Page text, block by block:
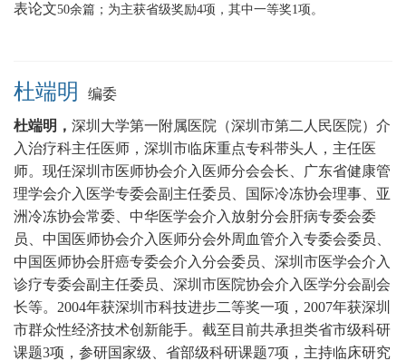
表论文50余篇；为主获省级奖励4项，其中一等奖1项。
杜端明 编委
杜端明， 深圳大学第一附属医院（深圳市第二人民医院）介
入治疗科主任医师， 深圳市临床重点专科带头人，主任医
师。现任深圳市医师协会介入医师分会会长、广东省健康管
理学会介入医学专委会副主任委员、国际冷冻协会理事、亚
洲冷冻协会常委、中华医学会介入放射分会肝病专委会委
员、中国医师协会介入医师分会外周血管介入专委会委员、
中国医师协会肝癌专委会介入分会委员、深圳市医学会介入
诊疗专委会副主任委员、深圳市医院协会介入医学分会副会
长等。2004年获深圳市科技进步二等奖一项，2007年获深圳
市群众性经济技术创新能手。截至目前共承担类省市级科研
课题3项，参研国家级、省部级科研课题7项，主持临床研究